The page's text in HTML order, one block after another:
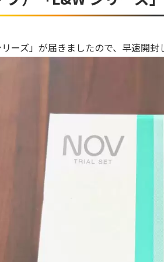
ーズ」が届きましたので、早速開封